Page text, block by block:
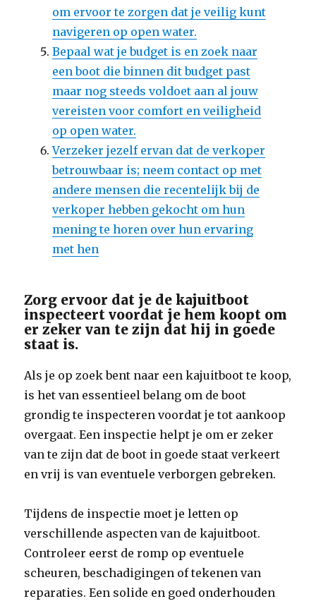
om ervoor te zorgen dat je veilig kunt
navigeren op open water.
Bepaal wat je budget is en zoek naar
een boot die binnen dit budget past
maar nog steeds voldoet aan al jouw
vereisten voor comfort en veiligheid
op open water.
Verzeker jezelf ervan dat de verkoper
betrouwbaar is; neem contact op met
andere mensen die recentelijk bij de
verkoper hebben gekocht om hun
mening te horen over hun ervaring
met hen
Zorg ervoor dat je de kajuitboot
inspecteert voordat je hem koopt om
er zeker van te zijn dat hij in goede
staat is.
Als je op zoek bent naar een kajuitboot te koop,
is het van essentieel belang om de boot
grondig te inspecteren voordat je tot aankoop
overgaat. Een inspectie helpt je om er zeker
van te zijn dat de boot in goede staat verkeert
en vrij is van eventuele verborgen gebreken.
Tijdens de inspectie moet je letten op
verschillende aspecten van de kajuitboot.
Controleer eerst de romp op eventuele
scheuren, beschadigingen of tekenen van
reparaties. Een solide en goed onderhouden